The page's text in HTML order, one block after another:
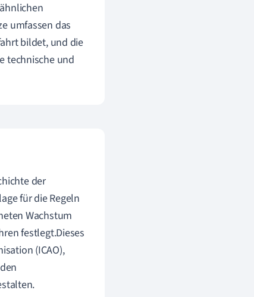
umfassen das
bildet, und die
technische und
der
für die Regeln
Wachstum
festlegt.Dieses
(ICAO),